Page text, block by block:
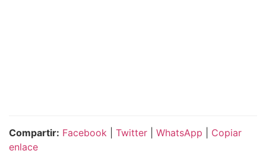
Compartir: Facebook Twitter WhatsApp
Copiar
enlace